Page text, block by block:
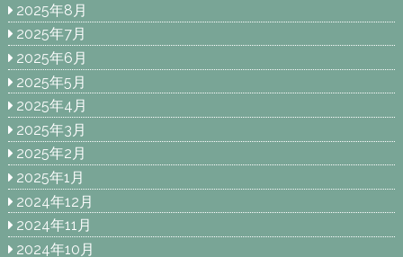
2025年8月
2025年7月
2025年6月
2025年5月
2025年4月
2025年3月
2025年2月
2025年1月
2024年12月
2024年11月
2024年10月